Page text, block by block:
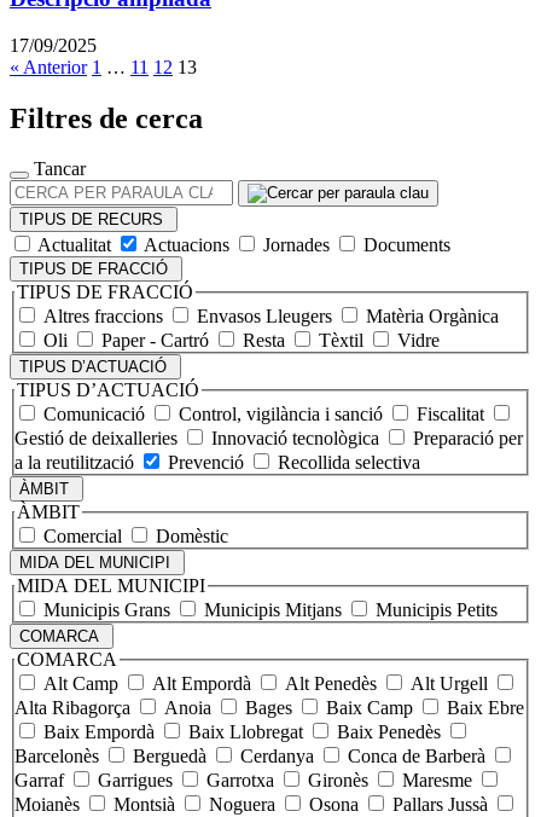
17/09/2025
Paginació
de
les
entrades
« Anterior 1 … 11 12 13
Filtres de cerca
Tancar
CERCA
PER
PARAULA
CLAU
TIPUS DE RECURS
Actualitat Actuacions Jornades Documents
TIPUS DE FRACCIÓ
TIPUS DE FRACCIÓ
Altres fraccions
Envasos Lleugers
Matèria Orgànica
Oli
Paper - Cartró Resta Tèxtil Vidre
TIPUS D’ACTUACIÓ
TIPUS D’ACTUACIÓ
Comunicació
Control, vigilància i sanció
Fiscalitat
Gestió de deixalleries
Innovació tecnològica
Preparació per
a la reutilització
Prevenció Recollida selectiva
ÀMBIT
ÀMBIT
Comercial
Domèstic
MIDA DEL MUNICIPI
MIDA DEL MUNICIPI
Municipis Grans
Municipis Mitjans Municipis Petits
COMARCA
COMARCA
Alt Camp
Alt Empordà Alt Penedès
Alt Urgell
Alta Ribagorça
Anoia Bages Baix Camp
Baix Ebre
Baix Empordà
Baix Llobregat
Baix Penedès
Barcelonès
Berguedà Cerdanya
Conca de Barberà
Garraf
Garrigues Garrotxa Gironès
Maresme
Moianès
Montsià Noguera Osona
Pallars Jussà